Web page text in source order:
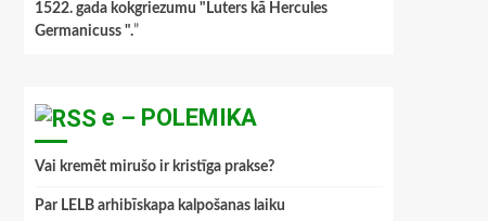
1522. gada kokgriezumu "Luters kā Hercules
Germanicuss ".”
e – POLEMIKA
Vai kremēt mirušo ir kristīga prakse?
Par LELB arhibīskapa kalpošanas laiku